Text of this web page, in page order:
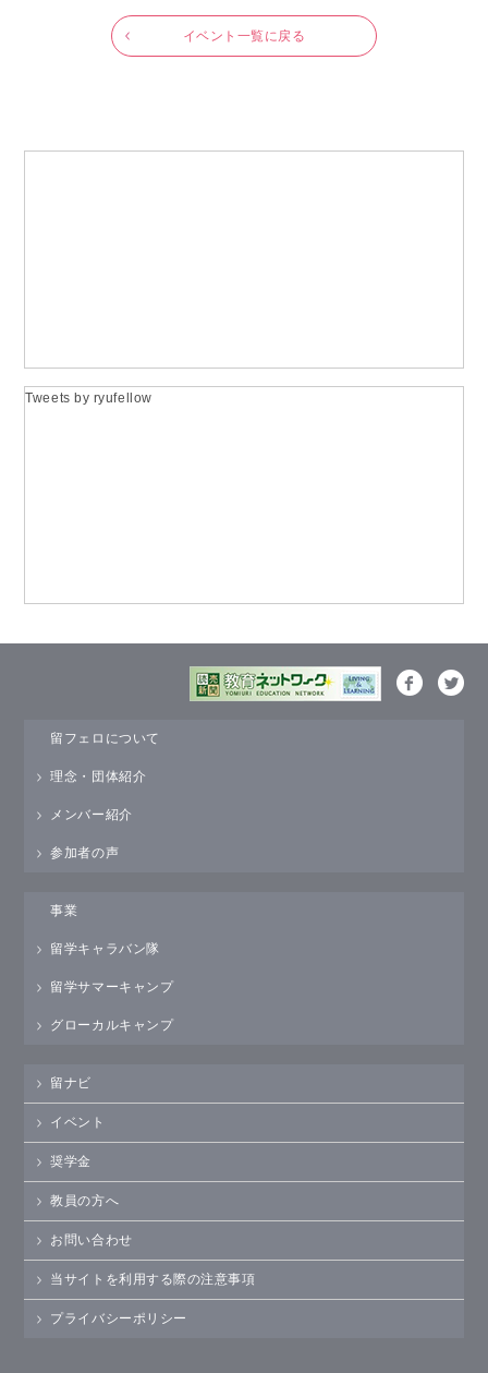
イベント一覧に戻る
Tweets by ryufellow
留フェロについて
理念・団体紹介
メンバー紹介
参加者の声
事業
留学キャラバン隊
留学サマーキャンプ
グローカルキャンプ
留ナビ
イベント
奨学金
教員の方へ
お問い合わせ
当サイトを利用する際の注意事項
プライバシーポリシー